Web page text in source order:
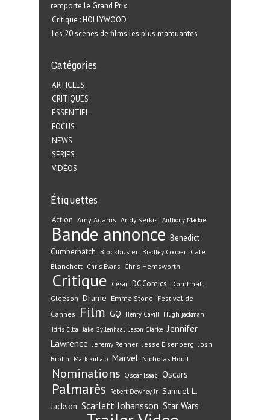
remporte le Grand Prix
Critique : HOLLYWOOD
Les 20 scènes de films les plus marquantes
Catégories
ARTICLES
CRITIQUES
ESSENTIEL
FOCUS
NEWS
SÉRIES
VIDÉOS
Étiquettes
Action Amy Adams Andy Serkis Anthony Mackie
Bande annonce Benedict
Cumberbatch Blockbuster Bradley Cooper Cate
Blanchett Chris Evans Chris Hemsworth
Critique César DC Comics Domhnall
Gleeson Drame Emma Stone Festival de
Cannes
Film GQ Henry Cavill Hugh jackman
Idris Elba Jake Gyllenhaal Jason Clarke Jennifer
Lawrence Jeremy Renner Jesse Eisenberg Josh
Brolin
Mark Ruffalo Marvel Nicholas Hoult
Nominations Oscar Isaac Oscars
Palmarès Robert Downey Jr Samuel L.
Jackson Scarlett Johansson Star Wars